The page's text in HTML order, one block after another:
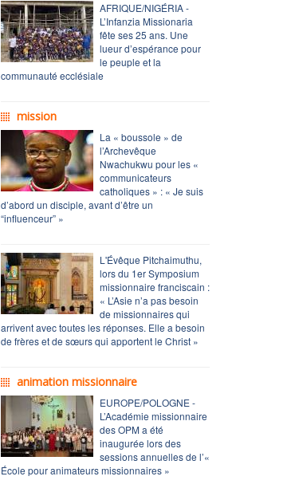
AFRIQUE/NIGÉRIA -
L’Infanzia Missionaria
fête ses 25 ans. Une
lueur d’espérance pour
le peuple et la
communauté ecclésiale
mission
La « boussole » de
l’Archevêque
Nwachukwu pour les «
communicateurs
catholiques » : « Je suis
d’abord un disciple, avant d’être un
“influenceur” »
L'Évêque Pitchaimuthu,
lors du 1er Symposium
missionnaire franciscain :
« L’Asie n’a pas besoin
de missionnaires qui
arrivent avec toutes les réponses. Elle a besoin
de frères et de sœurs qui apportent le Christ »
animation missionnaire
EUROPE/POLOGNE -
L’Académie missionnaire
des OPM a été
inaugurée lors des
sessions annuelles de l’«
École pour animateurs missionnaires »